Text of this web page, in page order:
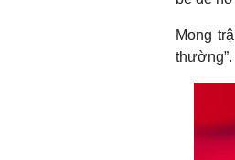
Mong
thường”.